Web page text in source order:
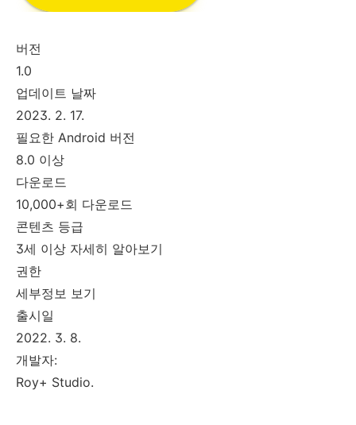
버전
1.0
업데이트 날짜
2023. 2. 17.
필요한 Android 버전
8.0 이상
다운로드
10,000+회 다운로드
콘텐츠 등급
3세 이상 자세히 알아보기
권한
세부정보 보기
출시일
2022. 3. 8.
개발자:
Roy+ Studio.